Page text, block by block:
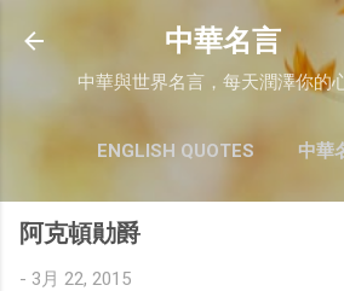
跳至主要內容
中華名言
中華與世界名言，每天潤澤你的
ENGLISH QUOTES 中華
阿克頓勛爵
- 3月 22, 2015